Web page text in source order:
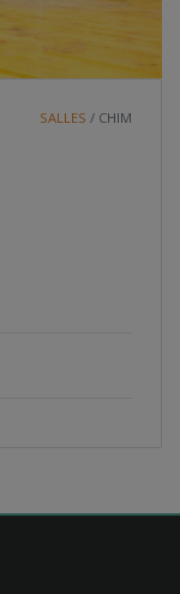
SALLES / CHIM